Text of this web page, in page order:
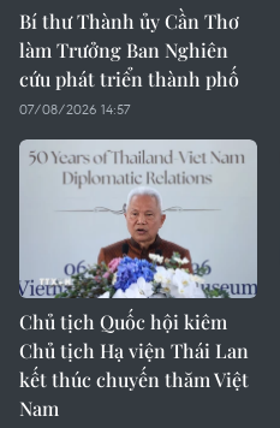
Bí thư Thành ủy Cần Thơ
làm Trưởng Ban Nghiên
cứu phát triển thành phố
07/08/2026 14:57
Chủ tịch Quốc hội kiêm
Chủ tịch Hạ viện Thái Lan
kết thúc chuyến thăm Việt
Nam